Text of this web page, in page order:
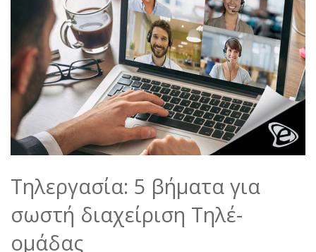
Τηλεργασία: 5 βήματα για
σωστή διαχείριση Τηλέ-
ομάδας